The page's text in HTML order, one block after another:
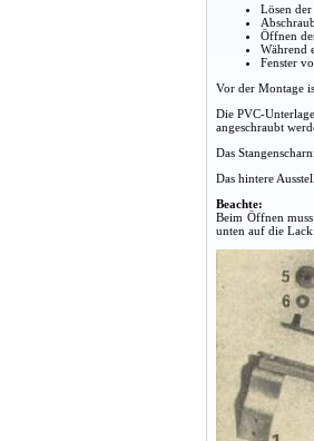
Lösen der
Öffnen
Während
Fenster
Vor der Montage
Die PVC-
angeschraubt
Das
Das hintere
Beachte:
Beim Öffnen
unten auf die